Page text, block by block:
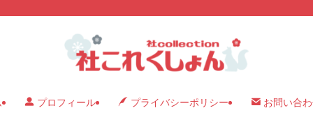
プロフィール プライバシーポリシー お問い合